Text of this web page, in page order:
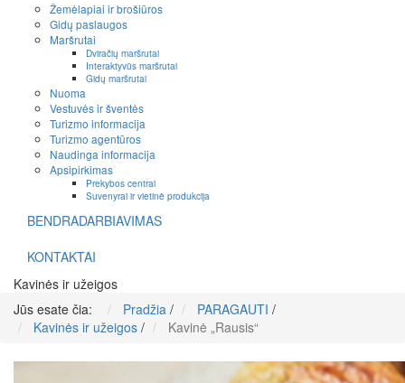
Žemėlapiai ir brošiūros
Gidų paslaugos
Maršrutai
Dviračių maršrutai
Interaktyvūs maršrutai
Gidų maršrutai
Nuoma
Vestuvės ir šventės
Turizmo informacija
Turizmo agentūros
Naudinga informacija
Apsipirkimas
Prekybos centrai
Suvenyrai ir vietinė produkcija
BENDRADARBIAVIMAS
KONTAKTAI
Kavinės ir užeigos
Jūs esate čia:
Pradžia / PARAGAUTI /
Kavinės ir užeigos / Kavinė „Rausis“